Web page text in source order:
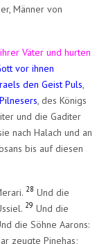
Männer von
Väter und hurten
vor ihnen
den Geist Puls
, des Königs
und die Gaditer
nach Halach und an
bis auf diesen
28 Und die
29 Und die
die Söhne Aarons:
zeugte Pinehas;